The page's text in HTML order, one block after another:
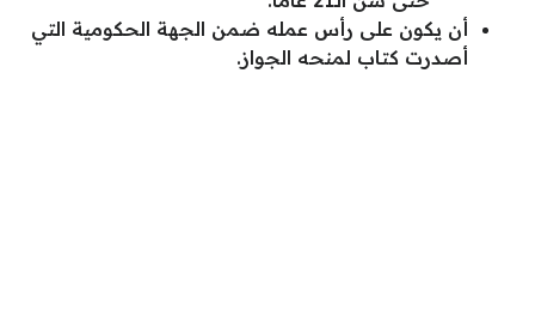
أن يكون على رأس عمله ضمن الجهة الحكومية التي
أصدرت كتاب لمنحه الجواز.